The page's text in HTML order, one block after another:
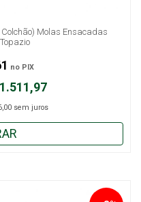
Molas Ensacadas
sem juros
no PIX